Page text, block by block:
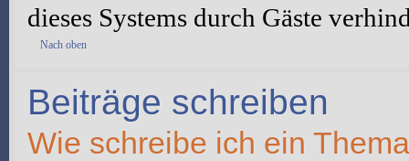
dieses Systems durch Gäste
Nach oben
Beiträge schreiben
Wie schreibe ich ein